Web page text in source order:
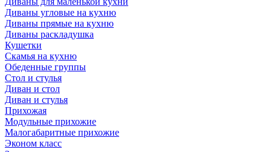
Диваны угловые на кухню
Диваны прямые на кухню
Диваны раскладушка
Кушетки
Скамья на кухню
Обеденные группы
Стол и стулья
Диван и стол
Диван и стулья
Прихожая
Модульные прихожие
Малогабаритные прихожие
Эконом класс